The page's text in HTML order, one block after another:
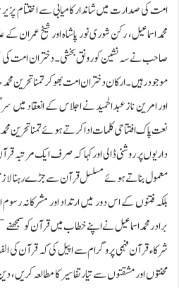
امت کی صدارت میں شاندار کامیابی سے اختتام
محمد اسماعیل، رکن شوری نور پاشاہ اور شیخ عمران کے
صاحب نے سہ نشین کو رونق بخشی۔ دختران امت کی
موجود رہیں۔ ارکان دختران امت بھوکر تمنا تحرین محمد
اور امرین ناز عبدالحمید نے اجلاس کے انعقاد میں
نعت پاک افتتاحی کلمات ادا کرتے ہوئے تمنا تحرین
داریوں پر روشنی ڈالی اور کہا کہ صرف ایک مرتبہ
معمول بناتے ہوئے مسلسل قرآن سے جڑے رہنا
بلکہ فتنوں کے اس دور میں ارتداد اور مشرکانہ
برادر محمد اسماعیل نے اپنے خطاب میں قرآن کو
شرکاء قرآن فہمی پروگرام سے اپیل کی کہ قرآن کی
محنتوں اور مشقتوں سے تیار تفاسیر کا مطالعہ